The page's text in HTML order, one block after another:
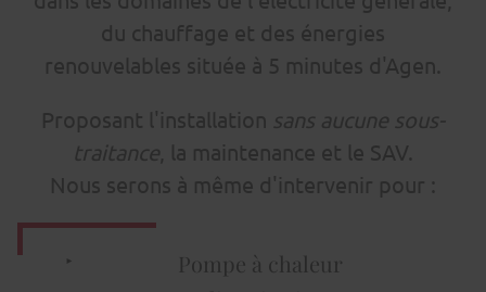
du chauffage et des énergies
renouvelables située à 5 minutes d'Agen.
Proposant l'installation sans aucune sous-
traitance , la maintenance et le SAV.
Nous serons à même d'intervenir pour :
Pompe à chaleur